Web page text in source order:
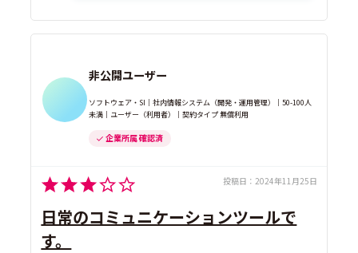
非公開ユーザー
ソフトウェア・SI｜社内情報システム（開発・運用管理）｜50-100人
未満｜ユーザー（利用者）｜契約タイプ 無償利用
企業所属 確認済
投稿日： 2024年11月25日
日常のコミュニケーションツールで
す。